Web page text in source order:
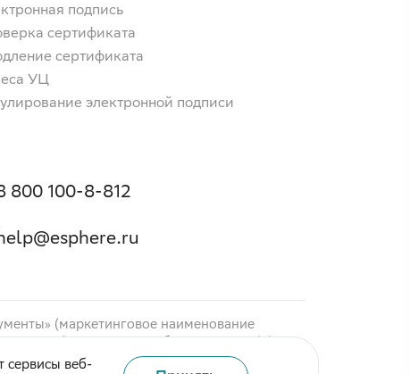
подпись
сертификата
сертификата
УЦ
электронной подписи
800 100-8-812
(маркетинговое наименование
«EDI (электронный обмен данными)»),
наименование «МЧД»).
сервисы веб-